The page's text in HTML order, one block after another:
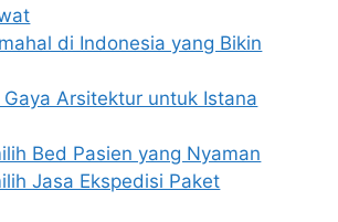
di Indonesia yang Bikin
Gaya Arsitektur untuk Istana
Bed Pasien yang Nyaman
Jasa Ekspedisi Paket